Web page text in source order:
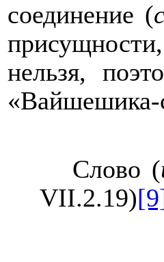
соединение (
нельзя,
«Вайшешика-
Слово (
VII.2.19)